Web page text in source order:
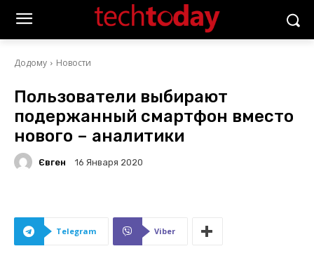
Додому Новости
Пользователи выбирают
подержанный смартфон вместо
нового – аналитики
Євген 16 Января 2020
Telegram Viber